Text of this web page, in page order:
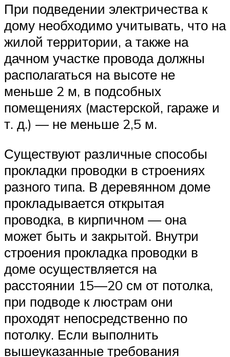
При подведении электричества к
дому необходимо учитывать, что на
жилой территории, а также на
дачном участке провода должны
располагаться на высоте не
меньше 2 м, в подсобных
помещениях (мастерской, гараже и
т. д.) — не меньше 2,5 м.
Существуют различные способы
прокладки проводки в строениях
разного типа. В деревянном доме
прокладывается открытая
проводка, в кирпичном — она
может быть и закрытой. Внутри
строения прокладка проводки в
доме осуществляется на
расстоянии 15—20 см от потолка,
при подводе к люстрам они
проходят непосредственно по
потолку. Если выполнить
вышеуказанные требования